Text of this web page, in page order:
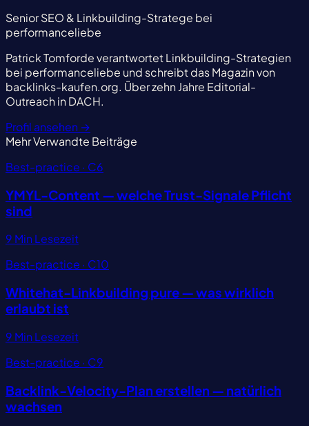
Senior SEO & Linkbuilding-Stratege bei
performanceliebe
Patrick Tomforde verantwortet Linkbuilding-Strategien
bei performanceliebe und schreibt das Magazin von
backlinks-kaufen.org. Über zehn Jahre Editorial-
Outreach in DACH.
Profil ansehen →
MehrVerwandte Beiträge
Best-practice · C6
YMYL-Content — welche Trust-Signale Pflicht
sind
9 Min Lesezeit
Best-practice · C10
Whitehat-Linkbuilding pure — was wirklich
erlaubt ist
9 Min Lesezeit
Best-practice · C9
Backlink-Velocity-Plan erstellen — natürlich
wachsen